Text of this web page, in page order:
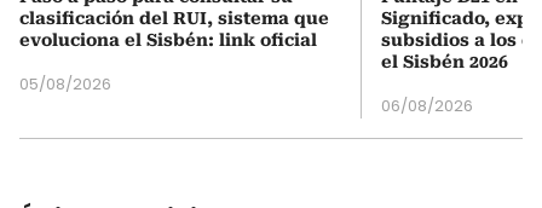
clasificación del RUI, sistema que
evoluciona el Sisbén: link oficial
05/08/2026
Significado,
subsidios a los
el Sisbén 2026
06/08/2026